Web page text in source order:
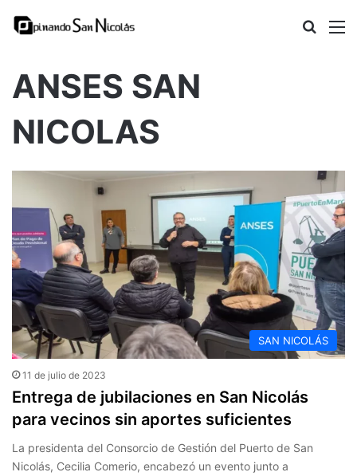
Buscar
ANSES SAN
NICOLAS
SAN NICOLÁS
11 de julio de 2023
Entrega de jubilaciones en San Nicolás
para vecinos sin aportes suficientes
La presidenta del Consorcio de Gestión del Puerto de San
Nicolás, Cecilia Comerio, encabezó un evento junto a